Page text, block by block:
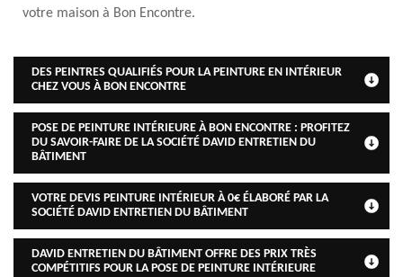
votre maison à Bon Encontre.
DES PEINTRES QUALIFIÉS POUR LA PEINTURE EN INTÉRIEUR
CHEZ VOUS À BON ENCONTRE
POSE DE PEINTURE INTÉRIEURE À BON ENCONTRE : PROFITEZ
DU SAVOIR-FAIRE DE LA SOCIÉTÉ DAVID ENTRETIEN DU
BÂTIMENT
VOTRE DEVIS PEINTURE INTÉRIEUR À 0€ ÉLABORÉ PAR LA
SOCIÉTÉ DAVID ENTRETIEN DU BÂTIMENT
DAVID ENTRETIEN DU BÂTIMENT OFFRE DES PRIX TRÈS
COMPÉTITIFS POUR LA POSE DE PEINTURE INTÉRIEURE